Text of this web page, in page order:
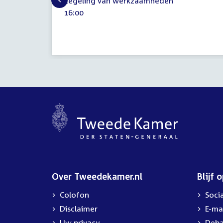
mei
2025
Tijd
16:00
Over Tweedekamer.nl
Colofon
Disclaimer
Blijf
E-